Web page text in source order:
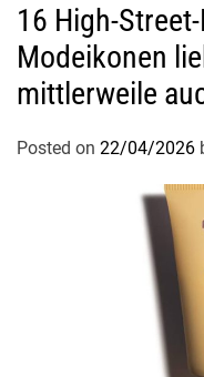
16 High-
Modeikonen
mittlerweile
Posted on 22/04/2026